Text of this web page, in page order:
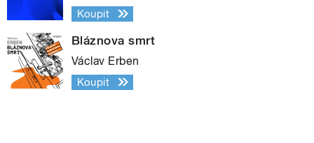
Koupit
Bláznova smrt
Václav Erben
Koupit